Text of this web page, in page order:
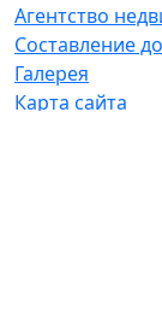
Агентство
Составление
Галерея
Карта сайта